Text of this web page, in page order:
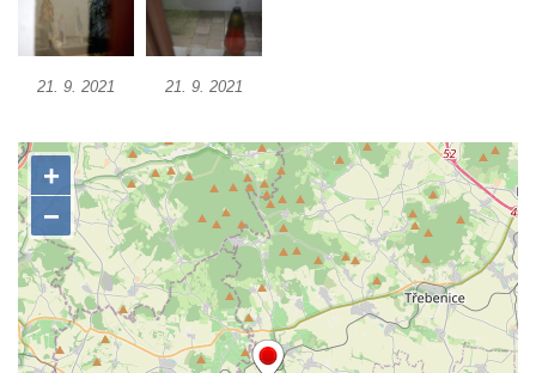
Annáše (U Kaifáše)
Křížová cesta Římov – XII. kaple – Vodní
haněn a tupen
Křížová cesta Římov – X. kaple – U
Cedronu
Křížová cesta Římov – IX. kaple – U
chromého žida
Křížová cesta Římov – VIII. kaple – Kristus
svázán a ze zahrady vyhnán
21. 9. 2021 21. 9. 2021